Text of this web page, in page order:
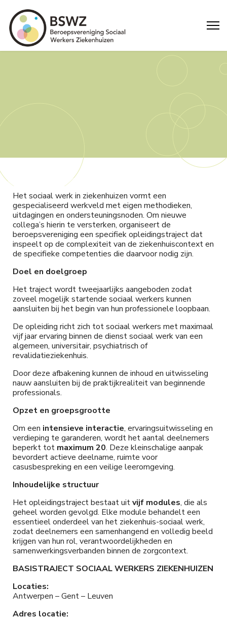
BASISTRAJECT
2026 - NAJAAR -
DAG 1 - SOCIAAL
WERKERS
ZIEKENHUIZEN
Het sociaal werk in ziekenhuizen vormt een
gespecialiseerd werkveld met eigen methodieken,
uitdagingen en ondersteuningsnoden. Om nieuwe
collega’s hierin te versterken, organiseert de
beroepsvereniging een specifiek opleidingstraject dat
inspeelt op de complexiteit van de ziekenhuiscontext en
de specifieke competenties die daarvoor nodig zijn.
Doel en doelgroep
Het traject wordt tweejaarlijks aangeboden zodat
zoveel mogelijk startende sociaal werkers kunnen
aansluiten bij het begin van hun professionele loopbaan.
De opleiding richt zich tot sociaal werkers met maximaal
vijf jaar ervaring binnen de dienst sociaal werk van een
algemeen, universitair, psychiatrisch of
revalidatieziekenhuis.
Door deze afbakening kunnen de inhoud en uitwisseling
nauw aansluiten bij de praktijkrealiteit van beginnende
professionals.
Opzet en groepsgrootte
Om een intensieve interactie, ervaringsuitwisseling en
verdieping te garanderen, wordt het aantal deelnemers
beperkt tot maximum 20. Deze kleinschalige aanpak
bevordert actieve deelname, ruimte voor
casusbespreking en een veilige leeromgeving.
Inhoudelijke structuur
Het opleidingstraject bestaat uitvijf modules, die als
geheel worden gevolgd. Elke module behandelt een
essentieel onderdeel van het ziekenhuis-sociaal werk,
zodat deelnemers een samenhangend en volledig beeld
krijgen van hun rol, verantwoordelijkheden en
samenwerkingsverbanden binnen de zorgcontext.
BASISTRAJECT SOCIAAL WERKERS ZIEKENHUIZEN
Locaties:
Antwerpen – Gent – Leuven
Adres locatie: